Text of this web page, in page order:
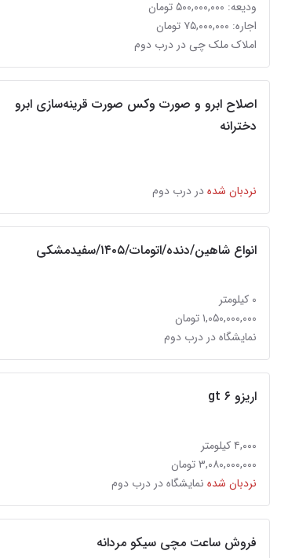
ودیعه: ۵۰۰,۰۰۰,۰۰۰ تومان
اجاره: ۷۵,۰۰۰,۰۰۰ تومان
املاک ملک چی در درب دوم
اصلاح ابرو و صورت وکس صورت قرینه‌سازی ابرو
دخترانه
نردبان شدهدر درب دوم
انواع شاهین/دنده/اتومات/۱۴۰۵/سفیدمشکی
۰ کیلومتر
۱,۰۵۰,۰۰۰,۰۰۰ تومان
نمایشگاه در درب دوم
اریزو ۶ gt
۴,۰۰۰ کیلومتر
۳,۰۸۰,۰۰۰,۰۰۰ تومان
نردبان شده نمایشگاه در درب دوم
فروش ساعت مچی سیکو مردانه